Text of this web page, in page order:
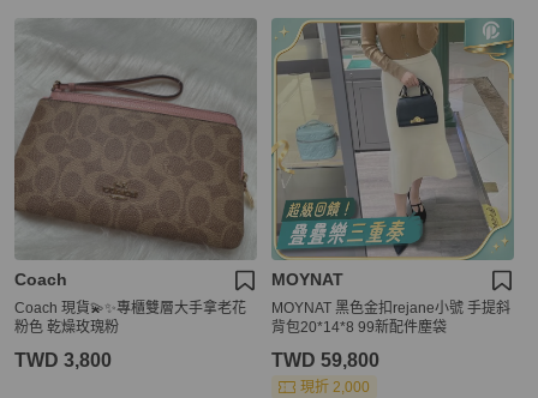
Coach
Coach 現貨💫✨專櫃雙層大手拿老花
粉色 乾燥玫瑰粉
TWD 3,800
MOYNAT
MOYNAT 黑色金扣rejane小號 手提斜
背包20*14*8 99新配件塵袋
TWD 59,800
現折 2,000